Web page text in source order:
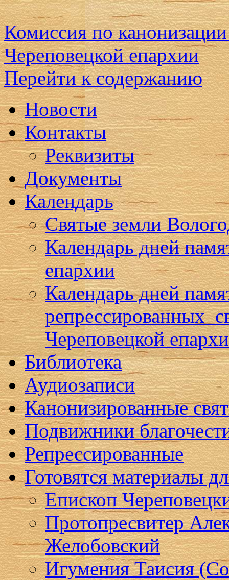
Комиссия по
Череповецкой епархии
Перейти к содержанию
Новости
Контакты
Реквизиты
Документы
Календарь
Святые земли
Календарь дней
епархии
Календарь дней
репрессированных
Череповецкой
Библиотека
Аудиозаписи
Канонизированные
Подвижники
Репрессированные
Готовятся материалы
Епископ
Протопресвитер
Желобовский
Игумения Таисия